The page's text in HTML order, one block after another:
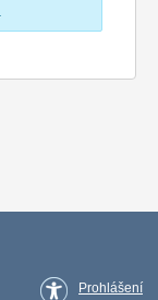
Prohlášení